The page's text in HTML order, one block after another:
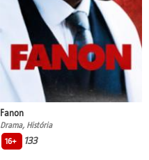
Fanon
Drama, História
16+
133